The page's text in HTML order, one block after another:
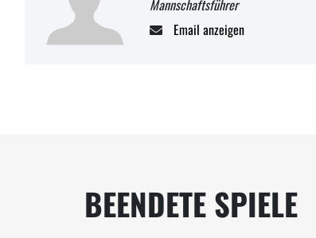
Mannschaftsführer
Email anzeigen
BEENDETE SPIELE